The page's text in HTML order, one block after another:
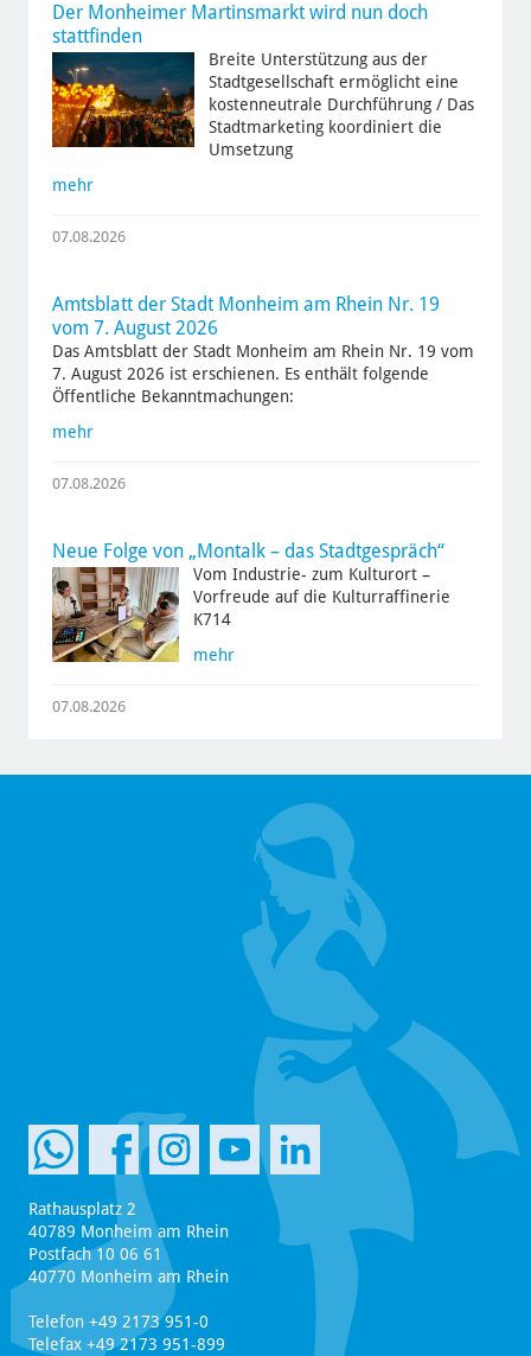
Der Monheimer Martinsmarkt wird nun doch
stattfinden
Breite Unterstützung aus der
Stadtgesellschaft ermöglicht eine
kostenneutrale Durchführung / Das
Stadtmarketing koordiniert die
Umsetzung
mehr
07.08.2026
Amtsblatt der Stadt Monheim am Rhein Nr. 19
vom 7. August 2026
Das Amtsblatt der Stadt Monheim am Rhein Nr. 19 vom
7. August 2026 ist erschienen. Es enthält folgende
Öffentliche Bekanntmachungen:
mehr
07.08.2026
Neue Folge von „Montalk – das Stadtgespräch“
Vom Industrie- zum Kulturort –
Vorfreude auf die Kulturraffinerie
K714
mehr
07.08.2026
Rathausplatz 2
40789 Monheim am Rhein
Postfach 10 06 61
40770 Monheim am Rhein
Telefon +49 2173 951-0
Telefax +49 2173 951-899